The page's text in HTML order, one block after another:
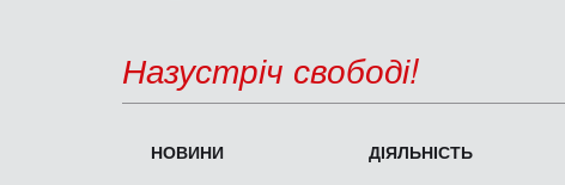
Назустріч свободі!
НОВИНИ
ДІЯЛЬНІСТЬ